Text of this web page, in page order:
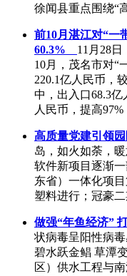
徐闻县重点围绕“
前10月湛江对“一
60.3%
11月28
10月，茂名市对“
220.1亿人民币，
中，出入口68.3亿
人民币，提高97%
高质量党建引领
岛，如火如荼，
软件新项目逐渐
东省）一体化项
塑料进行；冠豪
做强“年鱼经济”
状病毒呈阳性病
碧水跃金鲳 草潭
区）供水工程与